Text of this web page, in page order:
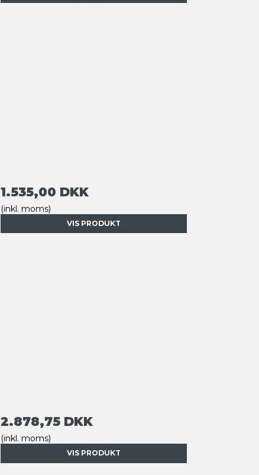
1.535,00 DKK
(inkl. moms)
VIS PRODUKT
2.878,75 DKK
(inkl. moms)
VIS PRODUKT